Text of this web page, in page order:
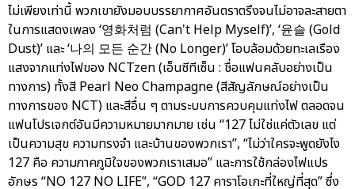
ไม่เพียงเท่านี้ พวกเขายังมอบบรรยากาศอันตราตรึงจนไม่อาจละสายตา
ในการแสดงเพลง ‘영화처럼 (Can't Help Myself)’, ‘윤슬 (Gold
Dust)’ และ ‘나의 모든 순간 (No Longer)’ โอบล้อมด้วยทะเลเรือง
แสงจากแท่งไฟของ NCTzen (เอ็นซีทีเซ็น : ชื่อแฟนคลับอย่างเป็น
ทางการ) ทั้งสี Pearl Neo Champagne (สีสัญลักษณ์อย่างเป็น
ทางการของ NCT) และสีอื่น ๆ ตามระบบการควบคุมแท่งไฟ ตลอดจน
แฟนโปรเจกต์อันมีความหมายมากมาย เช่น “127 ไม่ใช่แค่ตัวเลข แต่
เป็นความสุข ความทรงจำ และบ้านของพวกเรา”, “ไม่ว่าใครจะพูดยังไง
127 คือ ความภาคภูมิใจของพวกเราเสมอ” และการใช้กล่องไฟแปร
อักษร “NO 127 NO LIFE”, “GOD 127 คาราโอเกะที่ใหญ่ที่สุด” ซึ่ง